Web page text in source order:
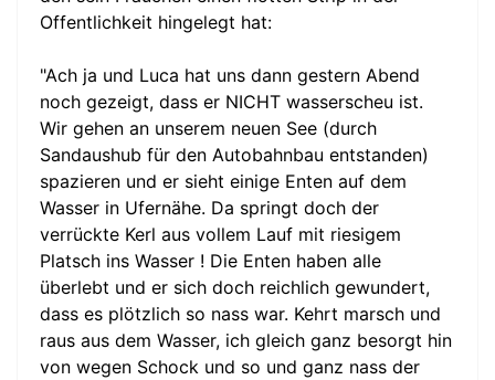
Offentlichkeit hingelegt hat:
"Ach ja und Luca hat uns dann gestern Abend
noch gezeigt, dass er NICHT wasserscheu ist.
Wir gehen an unserem neuen See (durch
Sandaushub für den Autobahnbau entstanden)
spazieren und er sieht einige Enten auf dem
Wasser in Ufernähe. Da springt doch der
verrückte Kerl aus vollem Lauf mit riesigem
Platsch ins Wasser ! Die Enten haben alle
überlebt und er sich doch reichlich gewundert,
dass es plötzlich so nass war. Kehrt marsch und
raus aus dem Wasser, ich gleich ganz besorgt hin
von wegen Schock und so und ganz nass der